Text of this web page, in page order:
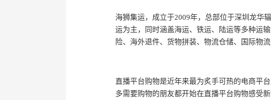
海狮集运，成立于2009年，总部位于深圳龙华
运为主，同时涵盖海运、铁运、陆运等多种运
险、海外退件、货物拼装、物流仓储、国际物
直播平台购物是近年来最为炙手可热的电商平
多需要购物的朋友都开始在直播平台购物感受